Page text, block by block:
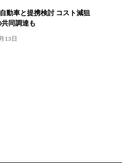
動車と提携検討 コスト減狙
同調達も
13日